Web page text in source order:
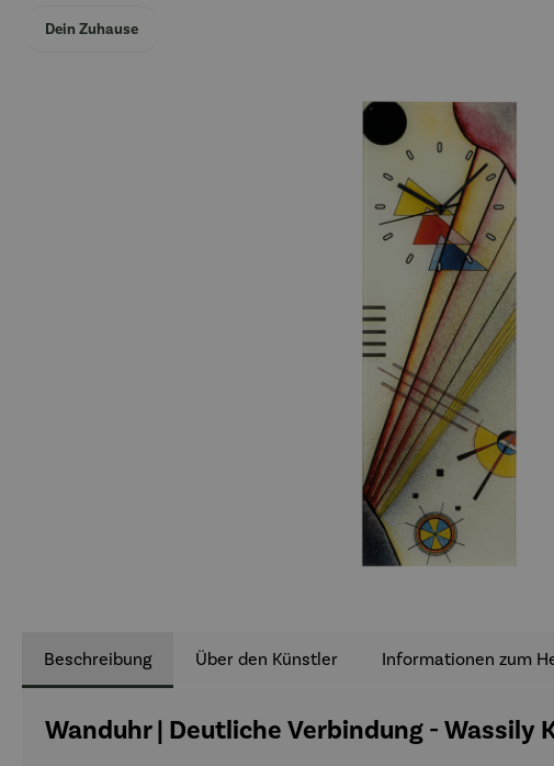
Dein Zuhause
Beschreibung Über den Künstler Informationen zum
Wanduhr | Deutliche Verbindung - Wassily